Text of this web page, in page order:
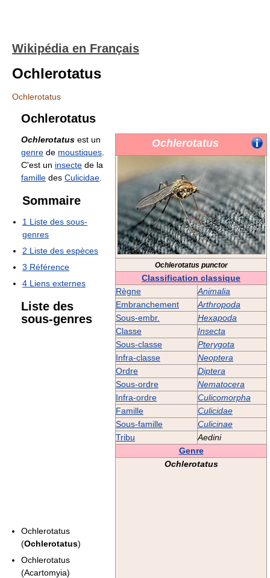
Wikipédia en Français
Ochlerotatus
Ochlerotatus
Ochlerotatus
Ochlerotatus
Ochlerotatus punctor
Classification classique
Règne
Animalia
Embranchement
Arthropoda
Sous-embr.
Hexapoda
Classe
Insecta
Sous-classe
Pterygota
Infra-classe
Neoptera
Ordre
Diptera
Sous-ordre
Nematocera
Infra-ordre
Culicomorpha
Famille
Culicidae
Sous-famille
Culicinae
Tribu
Aedini
Genre
Ochlerotatus
Ochlerotatus est un
genre de moustiques
C'est un insecte de la
famille des Culicidae
Sommaire
1 Liste des sous-
genres
2 Liste des espèces
3 Référence
4 Liens externes
Liste des
sous-genres
Ochlerotatus
(Ochlerotatus)
Ochlerotatus
(Acartomyia)